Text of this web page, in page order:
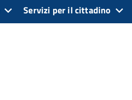
Servizi per il cittadino